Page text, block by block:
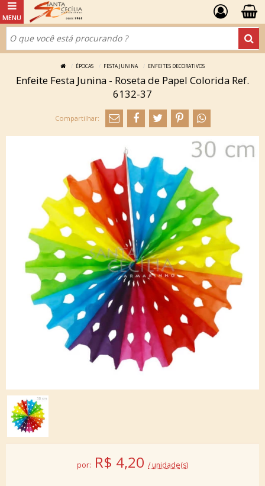
ÉPOCAS FESTA JUNINA ENFEITES DECORATIVOS
Enfeite Festa Junina - Roseta de Papel Colorida Ref.
6132-37
por: R$ 4,20 / unidade(s)